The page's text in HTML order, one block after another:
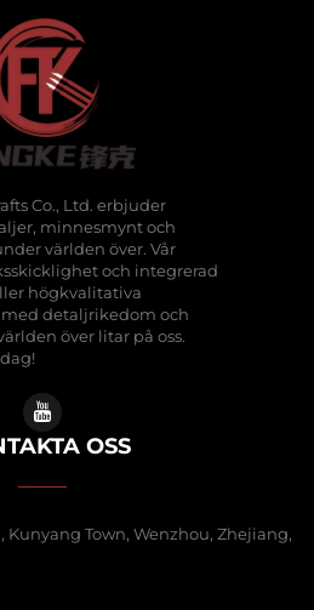
Co., Ltd. erbjuder
minnesmynt och
världen över. Vår
och integrerad
högkvalitativa
detaljrikedom och
över litar på oss.
OSS
Kunyang Town, Wenzhou, Zhejiang,